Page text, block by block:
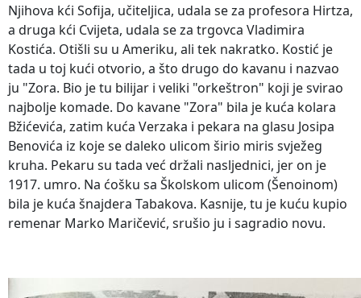
Njihova kći Sofija, učiteljica, udala se za profesora Hirtza,
a druga kći Cvijeta, udala se za trgovca Vladimira
Kostića. Otišli su u Ameriku, ali tek nakratko. Kostić je
tada u toj kući otvorio, a što drugo do kavanu i nazvao
ju "Zora. Bio je tu bilijar i veliki "orkeštron" koji je svirao
najbolje komade. Do kavane "Zora" bila je kuća kolara
Bžićevića, zatim kuća Verzaka i pekara na glasu Josipa
Benovića iz koje se daleko ulicom širio miris svježeg
kruha. Pekaru su tada već držali nasljednici, jer on je
1917. umro. Na ćošku sa Školskom ulicom (Šenoinom)
bila je kuća šnajdera Tabakova. Kasnije, tu je kuću kupio
remenar Marko Maričević, srušio ju i sagradio novu.